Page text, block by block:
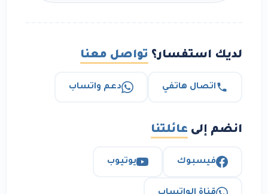
لديك استفسار؟ تواصل معنا
اتصال هاتفي دعم واتساب
انضم إلى عائلتنا
فيسبوك يوتيوب